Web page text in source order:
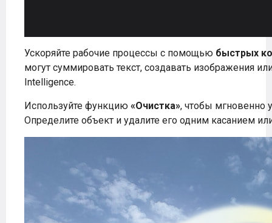
Ускоряйте рабочие процессы с помощью быстрых
могут суммировать текст, создавать изображения
Intelligence.
Используйте функцию «Очистка», чтобы мгновенно
Определите объект и удалите его одним касанием